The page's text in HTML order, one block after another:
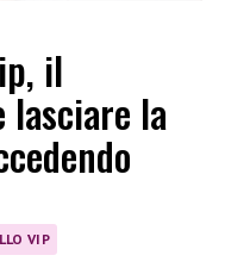
il
lasciare la
VIP